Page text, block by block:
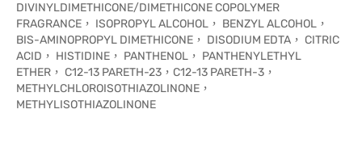
DIVINYLDIMETHICONE/DIMETHICONE COPOLYMER
FRAGRANCE， ISOPROPYL ALCOHOL， BENZYL ALCOHOL，
BIS-AMINOPROPYL DIMETHICONE， DISODIUM EDTA， CITRIC
ACID， HISTIDINE， PANTHENOL， PANTHENYLETHYL
ETHER， C12-13 PARETH-23，C12-13 PARETH-3，
METHYLCHLOROISOTHIAZOLINONE，
METHYLISOTHIAZOLINONE